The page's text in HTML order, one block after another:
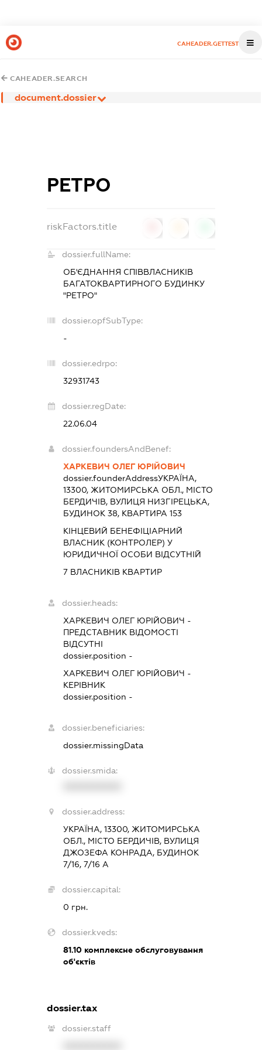
CAHEADER.GETTEST
CAHEADER.SEARCH
document.dossier
РЕТРО
riskFactors.title
dossier.fullName:
ОБ'ЄДНАННЯ СПІВВЛАСНИКІВ
БАГАТОКВАРТИРНОГО БУДИНКУ
"РЕТРО"
dossier.opfSubType:
-
dossier.edrpo:
32931743
dossier.regDate:
22.06.04
dossier.foundersAndBenef:
ХАРКЕВИЧ ОЛЕГ ЮРІЙОВИЧ
dossier.founderAddressУКРАЇНА,
13300, ЖИТОМИРСЬКА ОБЛ., МІСТО
БЕРДИЧІВ, ВУЛИЦЯ НИЗГІРЕЦЬКА,
БУДИНОК 38, КВАРТИРА 153
КІНЦЕВИЙ БЕНЕФІЦІАРНИЙ
ВЛАСНИК (КОНТРОЛЕР) У
ЮРИДИЧНОЇ ОСОБИ ВІДСУТНІЙ
7 ВЛАСНИКІВ КВАРТИР
dossier.heads:
ХАРКЕВИЧ ОЛЕГ ЮРІЙОВИЧ -
ПРЕДСТАВНИК ВІДОМОСТІ
ВІДСУТНІ
dossier.position -
ХАРКЕВИЧ ОЛЕГ ЮРІЙОВИЧ -
КЕРІВНИК
dossier.position -
dossier.beneficiaries:
dossier.missingData
dossier.smida:
dossier.address:
УКРАЇНА, 13300, ЖИТОМИРСЬКА
ОБЛ., МІСТО БЕРДИЧІВ, ВУЛИЦЯ
ДЖОЗЕФА КОНРАДА, БУДИНОК
7/16, 7/16 А
dossier.capital:
0 грн.
dossier.kveds:
81.10 комплексне обслуговування
об'єктів
dossier.tax
dossier.staff